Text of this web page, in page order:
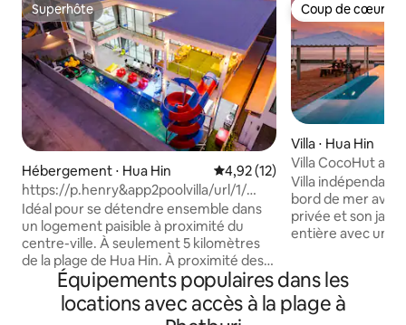
Superhôte
Superhôte
Hébergement ⋅ Hua Hin Évaluation moyenne sur la
4,92 (12)
https://p.henry&app2poolvilla/url/1/
Huahin {App2 }
Idéal pour se détendre ensemble dans
un logement paisible à proximité du
centre-ville. À seulement 5 kilomètres
de la plage de Hua Hin. À proximité des
attractions touristiques. À l’intérieur de
la maison, il y a de la lumière, de la
musique et une table de billard. Les
Coup de cœur
Coup de cœur
Villa ⋅ Hua Hin
Villa CocoHut
Capacité
Plage privée
Villa
bord de mer
privée et son
entière avec une
partagée dans
Capacité
4 personnes. ▪ Piscine privée face à la
mer :
Équipements populaires dans les
locations avec accès à la plage à